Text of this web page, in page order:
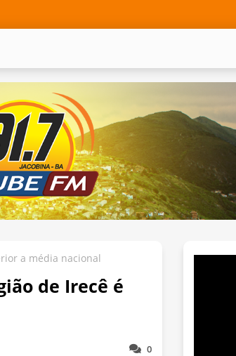
a média nacional
de Irecê é
0